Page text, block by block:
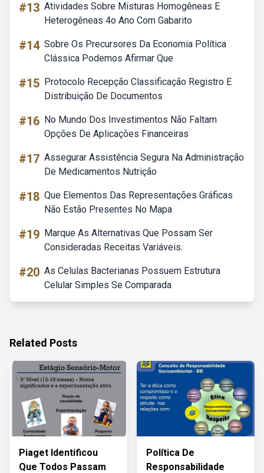
#13 Atividades Sobre Misturas Homogêneas E
Heterogêneas 4o Ano Com Gabarito
#14 Sobre Os Precursores Da Economia Política
Clássica Podemos Afirmar Que
#15 Protocolo Recepção Classificação Registro E
Distribuição De Documentos
#16 No Mundo Dos Investimentos Não Faltam
Opções De Aplicações Financeiras
#17 Assegurar Assistência Segura Na Administração
De Medicamentos Nutrição
#18 Que Elementos Das Representações Gráficas
Não Estão Presentes No Mapa
#19 Marque As Alternativas Que Possam Ser
Consideradas Receitas Variáveis.
#20 As Celulas Bacterianas Possuem Estrutura
Celular Simples Se Comparada
Related Posts
Piaget Identificou
Que Todos Passam
Política De
Responsabilidade